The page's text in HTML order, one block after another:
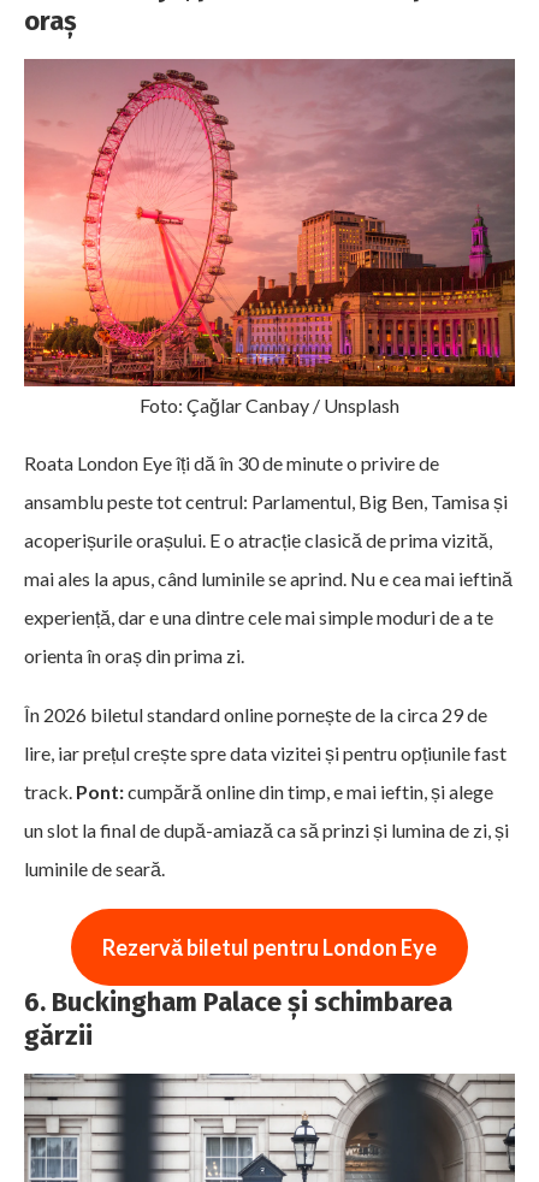
oraș
Foto: Çağlar Canbay / Unsplash
Roata London Eye îți dă în 30 de minute o privire de
ansamblu peste tot centrul: Parlamentul, Big Ben, Tamisa și
acoperișurile orașului. E o atracție clasică de prima vizită,
mai ales la apus, când luminile se aprind. Nu e cea mai ieftină
experiență, dar e una dintre cele mai simple moduri de a te
orienta în oraș din prima zi.
În 2026 biletul standard online pornește de la circa 29 de
lire, iar prețul crește spre data vizitei și pentru opțiunile fast
track. Pont:cumpără online din timp, e mai ieftin, și alege
un slot la final de după-amiază ca să prinzi și lumina de zi, și
luminile de seară.
Rezervă biletul pentru London Eye
6. Buckingham Palace și schimbarea
gărzii